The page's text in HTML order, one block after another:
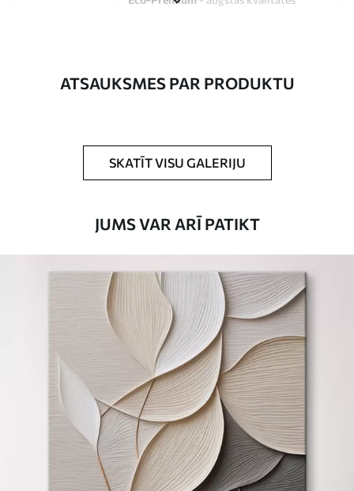
Jūs varat pievienot lakas pārklājumu.
No15.00€
Eco-Premium
.00
ATSAUKSMES PAR PRODUKTU
SKATĪT VISU GALERIJU
JUMS VAR ARĪ PATIKT